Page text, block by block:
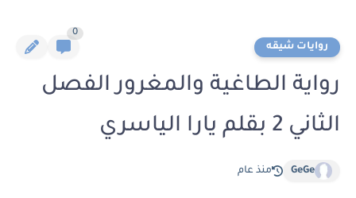
روايات شيقه
0
رواية الطاغية والمغرور الفصل
الثاني 2 بقلم يارا الياسري
GeGe منذ عام